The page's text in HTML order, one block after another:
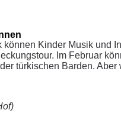
können Kinder Musik und
Im Februar
türkischen Barden.